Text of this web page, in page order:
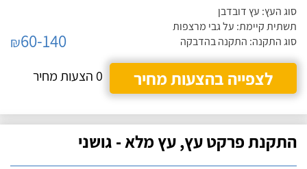
סוג העץ: עץ דובדבן
תשתית קיימת: על גבי מרצפות
סוג התקנה: התקנה בהדבקה
₪60-140
לצפייה בהצעות מחיר
0 הצעות מחיר
התקנת פרקט עץ, עץ מלא - גושני